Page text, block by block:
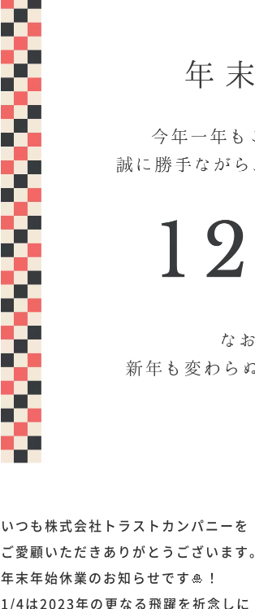
いつも株式会社トラストカンパニーを
ご愛顧いただきありがとうございます。
年末年始休業のお知らせです🎍！
1/4は2023年の更なる飛躍を祈念しに